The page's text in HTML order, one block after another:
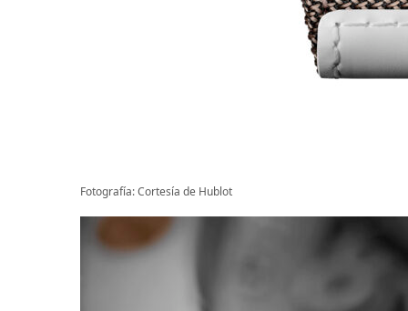
Fotografía: Cortesía de Hublot